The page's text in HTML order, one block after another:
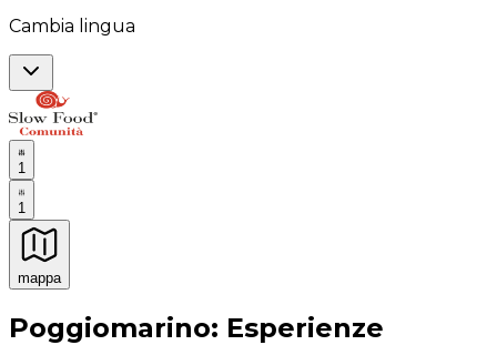
Cambia lingua
1
1
mappa
Esperienze culinarie indimenticabili: Esperienze
Poggiomarino: Esperienze